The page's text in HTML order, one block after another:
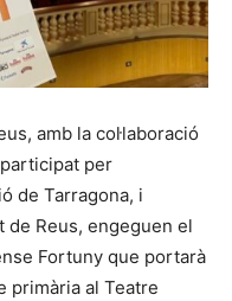
amb la col·laboració
per
de Tarragona, i
de Reus, engeguen el
Fortuny que portarà
primària al Teatre